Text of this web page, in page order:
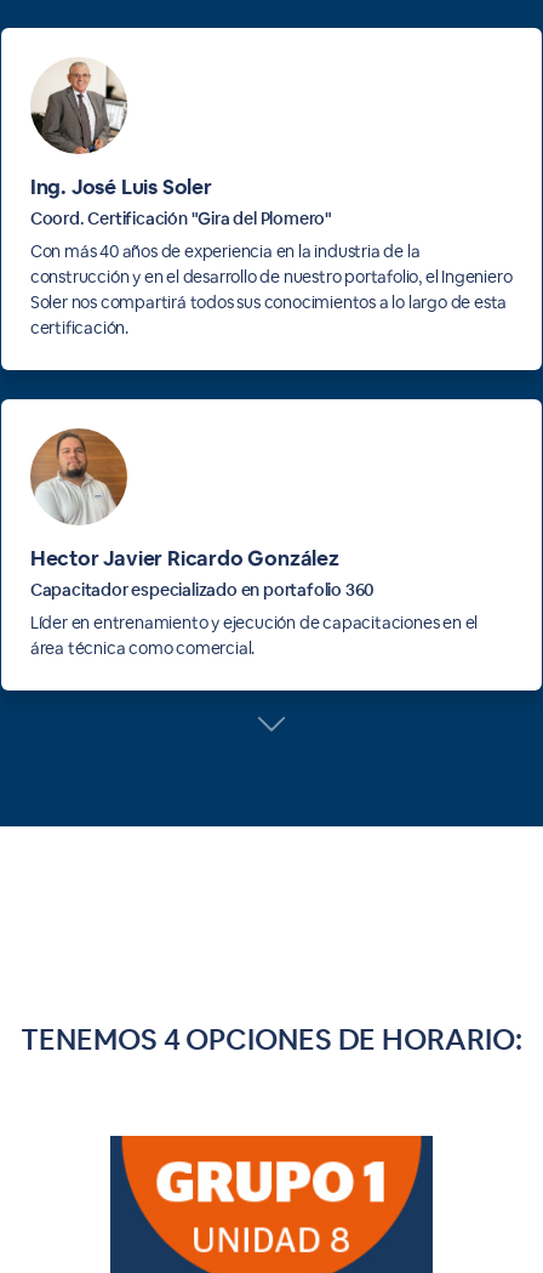
Ing. José Luis Soler
Coord. Certificación "Gira del Plomero"
Con más 40 años de experiencia en la industria de la
construcción y en el desarrollo de nuestro portafolio, el Ingeniero
Soler nos compartirá todos sus conocimientos a lo largo de esta
certificación.
Hector Javier Ricardo González
Capacitador especializado en portafolio 360
Líder en entrenamiento y ejecución de capacitaciones en el
área técnica como comercial.
TENEMOS 4 OPCIONES DE HORARIO: